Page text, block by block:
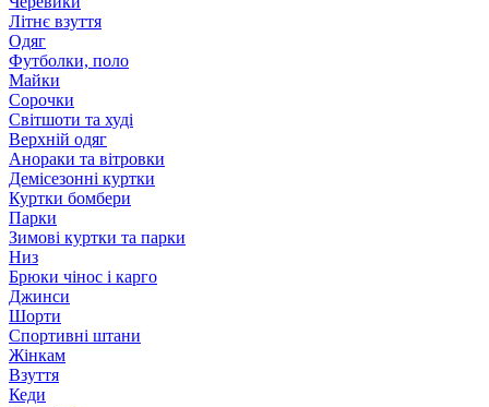
Літнє взуття
Одяг
Футболки, поло
Майки
Сорочки
Світшоти та худі
Верхній одяг
Анораки та вітровки
Демісезонні куртки
Куртки бомбери
Парки
Зимові куртки та парки
Низ
Брюки чінос і карго
Джинси
Шорти
Спортивні штани
Жінкам
Взуття
Кеди